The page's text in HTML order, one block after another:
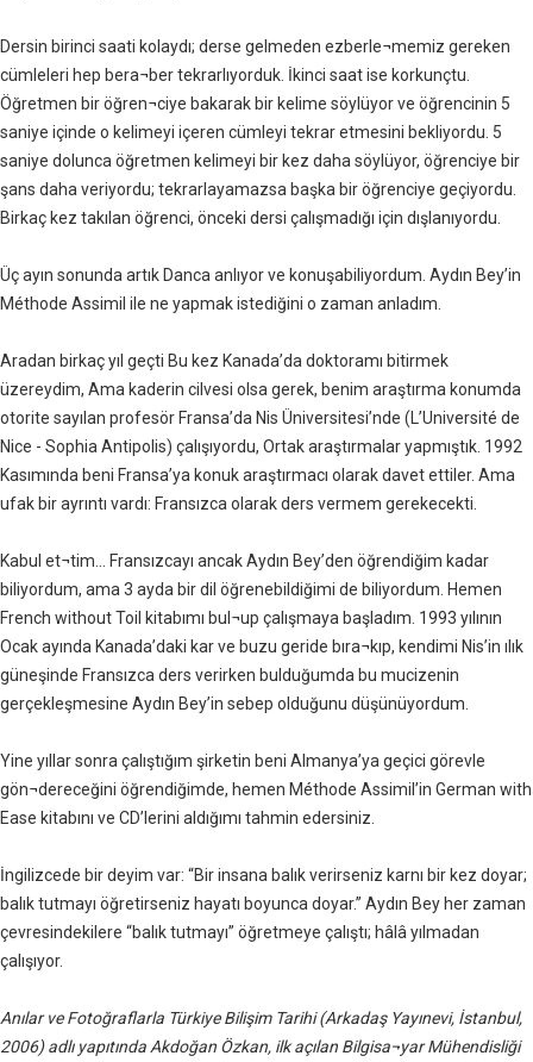
Dersin birinci saati kolaydı; derse gelmeden ezberle¬memiz gereken
cümleleri hep bera¬ber tekrarlıyorduk. İkinci saat ise korkunçtu.
Öğretmen bir öğren¬ciye bakarak bir kelime söylüyor ve öğrencinin 5
saniye içinde o kelimeyi içeren cümleyi tekrar etmesini bekliyordu. 5
saniye dolunca öğretmen kelimeyi bir kez daha söylüyor, öğrenciye bir
şans daha veriyordu; tekrarlayamazsa başka bir öğrenciye geçiyordu.
Birkaç kez takılan öğrenci, önceki dersi çalışmadığı için dışlanıyordu.
Üç ayın sonunda artık Danca anlıyor ve konuşabiliyordum. Aydın Bey’in
Méthode Assimil ile ne yapmak istediğini o zaman anladım.
Aradan birkaç yıl geçti Bu kez Kanada’da doktoramı bitirmek
üzereydim, Ama kaderin cilvesi olsa gerek, benim araştırma konumda
otorite sayılan profesör Fransa’da Nis Üniversitesi’nde (L’Université de
Nice - Sophia Antipolis) çalışıyordu, Ortak araştırmalar yapmıştık. 1992
Kasımında beni Fransa’ya konuk araştırmacı olarak davet ettiler. Ama
ufak bir ayrıntı vardı: Fransızca olarak ders vermem gerekecekti.
Kabul et¬tim... Fransızcayı ancak Aydın Bey’den öğrendiğim kadar
biliyordum, ama 3 ayda bir dil öğrenebildiğimi de biliyordum. Hemen
French without Toil kitabımı bul¬up çalışmaya başladım. 1993 yılının
Ocak ayında Kanada’daki kar ve buzu geride bıra¬kıp, kendimi Nis’in ılık
güneşinde Fransızca ders verirken bulduğumda bu mucizenin
gerçekleşmesine Aydın Bey’in sebep olduğunu düşünüyordum.
Yine yıllar sonra çalıştığım şirketin beni Almanya’ya geçici görevle
gön¬dereceğini öğrendiğimde, hemen Méthode Assimil’in German with
Ease kitabını ve CD’lerini aldığımı tahmin edersiniz.
İngilizcede bir deyim var: “Bir insana balık verirseniz karnı bir kez doyar;
balık tutmayı öğretirseniz hayatı boyunca doyar.” Aydın Bey her zaman
çevresindekilere “balık tutmayı” öğretmeye çalıştı; hâlâ yılmadan
çalışıyor.
Anılar ve Fotoğraflarla Türkiye Bilişim Tarihi (Arkadaş Yayınevi, İstanbul,
2006) adlı yapıtında Akdoğan Özkan, ilk açılan Bilgisa¬yar Mühendisliği